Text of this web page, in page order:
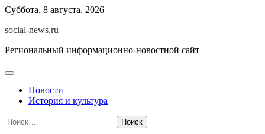
Skip
content
Суббота, 8 августа, 2026
social-news.ru
Региональный информационно-новостной сайт
Новости
История и культура
Найти: